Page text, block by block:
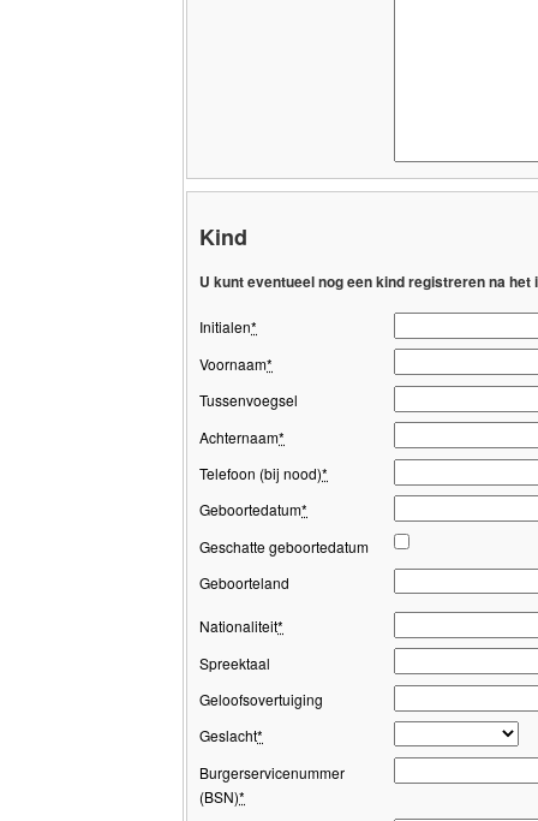
Kind
U kunt eventueel nog een kind registreren na
Initialen*
Voornaam*
Tussenvoegsel
Achternaam*
Telefoon (bij nood)*
Geboortedatum*
Geschatte geboortedatum
Geboorteland
Nationaliteit*
Spreektaal
Geloofsovertuiging
Geslacht*
Burgerservicenummer
(BSN)*